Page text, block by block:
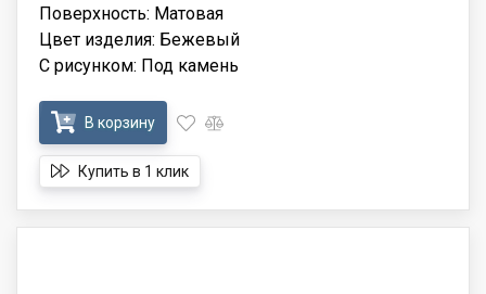
Поверхность: Матовая
Цвет изделия: Бежевый
С рисунком: Под камень
В корзину
Купить в 1 клик